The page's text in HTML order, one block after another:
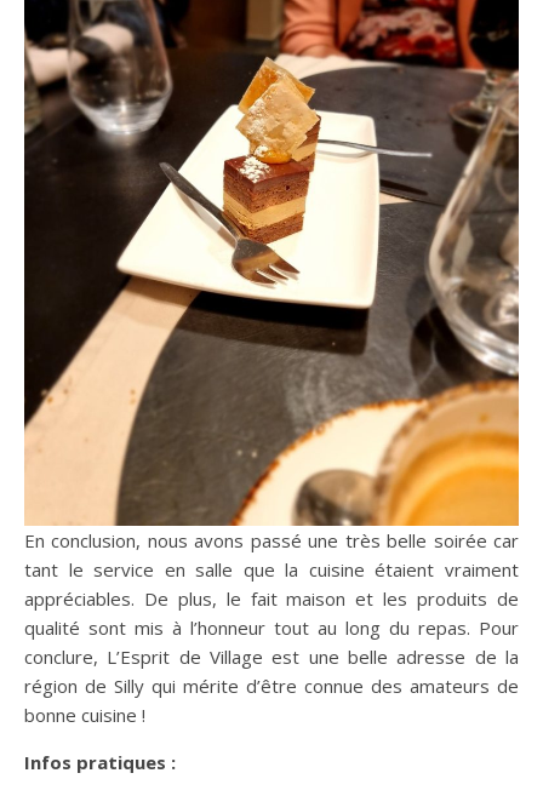
En conclusion, nous avons passé une très belle soirée car
tant le service en salle que la cuisine étaient vraiment
appréciables. De plus, le fait maison et les produits de
qualité sont mis à l’honneur tout au long du repas. Pour
conclure, L’Esprit de Village est une belle adresse de la
région de Silly qui mérite d’être connue des amateurs de
bonne cuisine !
Infos pratiques :